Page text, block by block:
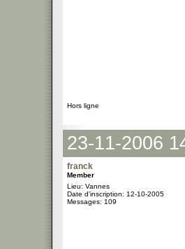
Hors ligne
23-11-2006
franck
Member
Lieu: Vannes
Date d'inscription: 12-10-2005
Messages: 109